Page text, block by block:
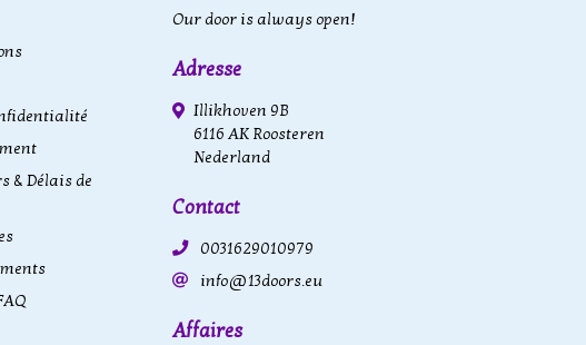
& Délais de
Our door is always open!
Adresse
Illikhoven 9B
6116 AK Roosteren
Nederland
Contact
0031629010979
info@13doors.eu
Affaires